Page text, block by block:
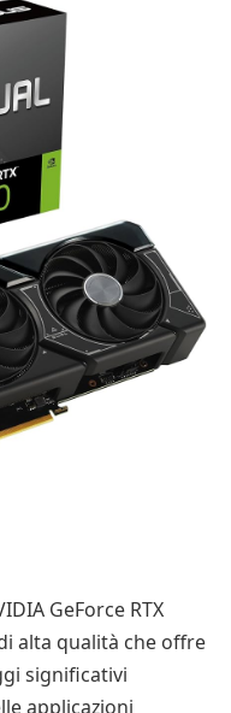
GeForce RTX
alta qualità che offre
significativi
applicazioni